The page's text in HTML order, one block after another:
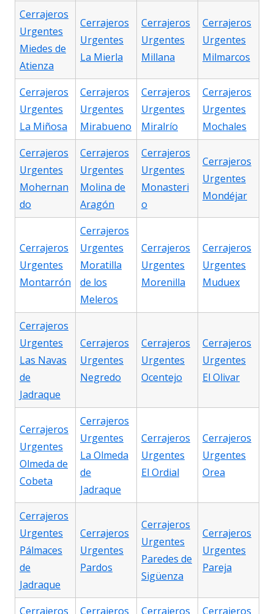
Cerrajeros
Urgentes
Miedes de
Atienza
Cerrajeros
Urgentes
La Mierla
Cerrajeros
Urgentes
Millana
Cerrajeros
Urgentes
Milmarcos
Cerrajeros
Urgentes
La Miñosa
Cerrajeros
Urgentes
Mirabueno
Cerrajeros
Urgentes
Miralrío
Cerrajeros
Urgentes
Mochales
Cerrajeros
Urgentes
Mohernan
do
Cerrajeros
Urgentes
Molina de
Aragón
Cerrajeros
Urgentes
Monasteri
o
Cerrajeros
Urgentes
Mondéjar
Cerrajeros
Urgentes
Montarrón
Cerrajeros
Urgentes
Moratilla
de los
Meleros
Cerrajeros
Urgentes
Morenilla
Cerrajeros
Urgentes
Muduex
Cerrajeros
Urgentes
Las Navas
de
Jadraque
Cerrajeros
Urgentes
Negredo
Cerrajeros
Urgentes
Ocentejo
Cerrajeros
Urgentes
El Olivar
Cerrajeros
Urgentes
Olmeda de
Cobeta
Cerrajeros
Urgentes
La Olmeda
de
Jadraque
Cerrajeros
Urgentes
El Ordial
Cerrajeros
Urgentes
Orea
Cerrajeros
Urgentes
Pálmaces
de
Jadraque
Cerrajeros
Urgentes
Pardos
Cerrajeros
Urgentes
Paredes de
Sigüenza
Cerrajeros
Urgentes
Pareja
Cerrajeros Cerrajeros Cerrajeros Cerrajeros